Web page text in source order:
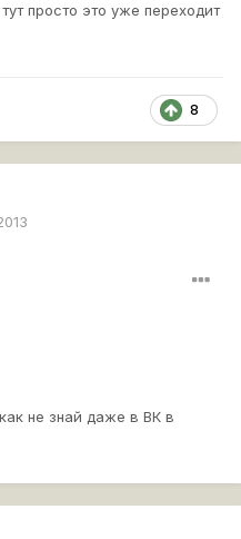
просто это уже переходит
8
не знай даже в ВК в